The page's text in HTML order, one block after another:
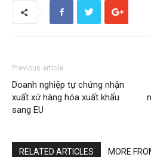
Previous article
Doanh nghiệp tự chứng nhận
xuất xứ hàng hóa xuất khẩu
sang EU
RELATED ARTICLES MORE